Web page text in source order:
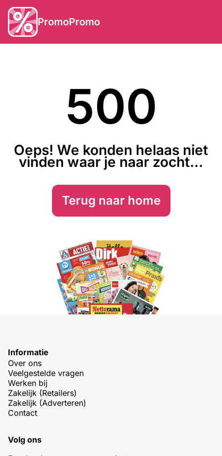
PromoPromo
500
Oeps! We konden helaas niet
vinden waar je naar zocht...
Terug naar home
Informatie
Over ons
Veelgestelde vragen
Werken bij
Zakelijk (Retailers)
Zakelijk (Adverteren)
Contact
Volg ons